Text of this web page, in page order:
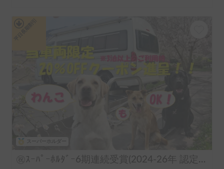
㊗️ｽｰﾊﾟｰﾎﾙﾀﾞｰ6期連続受賞(2024-26年 認定実績)👑 長期のご利用実績多数♨️🐕♨️わんちゃん🆗🙆✨FFヒーターで夜はぽかぽか☕️直前予約も可能(要相談下さい)⏰全面網戸で犬も人も快適👍ファミリーも喜んで頂けます😃〈ポータブルクーラー・大容量ポータブルバッテリー・電子レンジ・天井換気ファン・冷蔵庫・サブバッテリー2機・外部電源〉 断熱車体&アクリル二重＋網戸とシェード付の断熱窓！花火大会＆野外音楽フェスにも！ロードバイク2台楽々積んで車中泊OK❣️トランポ的な使い方も出来ます！ ハイエース サーフィン 憧れのキャンピングカーで！ 白馬 野沢温泉 蔵王 八方尾根 妙高 スキー スノボ